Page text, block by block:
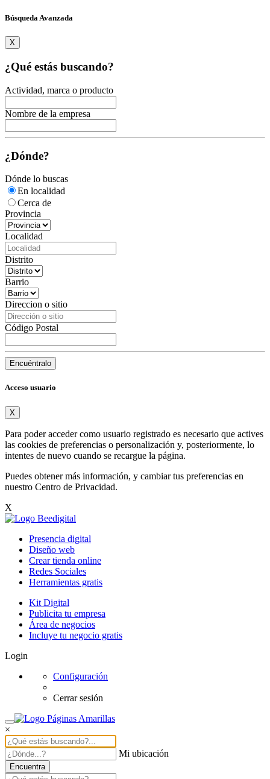
Búsqueda Avanzada
X
¿Qué estás buscando?
Actividad, marca o producto
Nombre de la empresa
¿Dónde?
Dónde lo buscas
En localidad
Cerca de
Provincia
Localidad
Distrito
Barrio
Direccion o sitio
Código Postal
Encuéntralo
Acceso usuario
X
Para poder acceder como usuario registrado es necesario que actives
las cookies de preferencias o personalización y, posteriormente, lo
intentes de nuevo cuando se recargue la página.
Puedes obtener más información, y cambiar tus preferencias en
nuestro Centro de Privacidad.
X
Presencia digital
Diseño web
Crear tienda online
Redes Sociales
Herramientas gratis
Kit Digital
Publicita tu empresa
Área de negocios
Incluye tu negocio gratis
Login
Configuración
Cerrar sesión
×
Mi ubicación
Encuentra